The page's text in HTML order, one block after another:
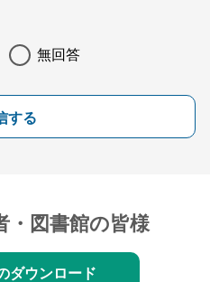
無回答
する
・図書館の皆様
ダウンロード